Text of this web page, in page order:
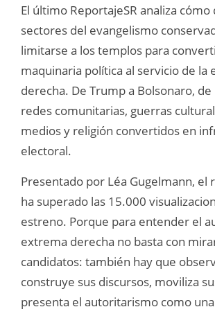
El último ReportajeSR analiza
sectores del evangelismo
limitarse a los templos para
maquinaria política al servicio de la
derecha. De Trump a Bolsonaro, de
redes comunitarias, guerras
medios y religión convertidos en
electoral.
Presentado por Léa Gugelmann, el
ha superado las 15.000
estreno. Porque para entender el
extrema derecha no basta con
candidatos: también hay que
construye sus discursos, moviliza
presenta el autoritarismo como